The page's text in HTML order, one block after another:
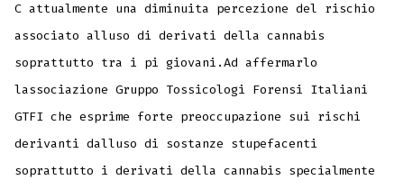
C attualmente una diminuita percezione del rischio
associato alluso di derivati della cannabis
soprattutto tra i pi giovani.Ad affermarlo
lassociazione Gruppo Tossicologi Forensi Italiani
GTFI che esprime forte preoccupazione sui rischi
derivanti dalluso di sostanze stupefacenti
soprattutto i derivati della cannabis specialmente